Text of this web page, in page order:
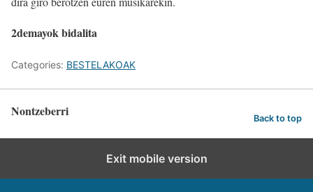
2demayok bidalita
Categories: BESTELAKOAK
Nontzeberri Back to top
Exit mobile version